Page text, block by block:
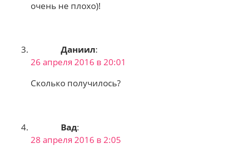
очень не плохо)!
Даниил:
26 апреля 2016 в 20:01
Сколько получилось?
Вад:
28 апреля 2016 в 2:05